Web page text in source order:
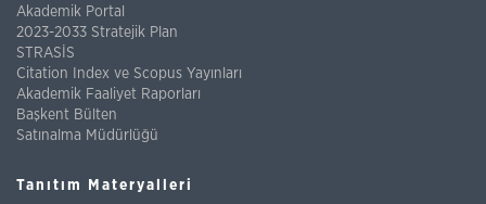
Akademik Portal
2023-2033 Stratejik Plan
STRASİS
Citation Index ve Scopus Yayınları
Akademik Faaliyet Raporları
Başkent Bülten
Satınalma Müdürlüğü
Tanıtım Materyalleri